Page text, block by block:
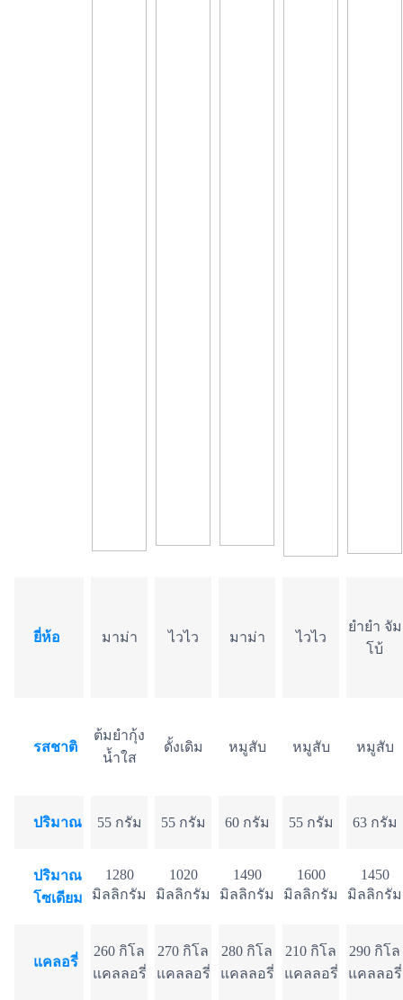
ยี่ห้อ มาม่า ไวไว มาม่า ไวไว
ยำยำ จัม
โบ้
รสชาติ
ต้มยำกุ้ง
น้ำใส
ดั้งเดิม หมูสับ หมูสับ หมูสับ
ปริมาณ 55 กรัม 55 กรัม 60 กรัม 55 กรัม 63 กรัม
ปริมาณ
โซเดียม
1280
มิลลิกรัม
1020
มิลลิกรัม
1490
มิลลิกรัม
1600
มิลลิกรัม
1450
มิลลิกรัม
แคลอรี่
260 กิโล
แคลลอรี่
270 กิโล
แคลลอรี่
280 กิโล
แคลลอรี่
210 กิโล
แคลลอรี่
290 กิโล
แคลลอรี่